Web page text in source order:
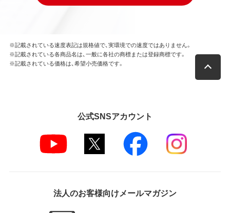
※記載されている速度表記は規格値で、実環境での速度ではありません。
※記載されている各商品名は、一般に各社の商標または登録商標です。
※記載されている価格は、希望小売価格です。
公式SNSアカウント
法人のお客様向けメールマガジン